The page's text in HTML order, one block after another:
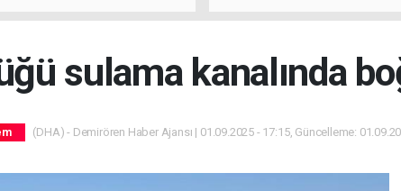
sulama kanalında
(DHA) - Demirören Haber Ajansı | 01.09.2025 - 17:15, Güncelleme: